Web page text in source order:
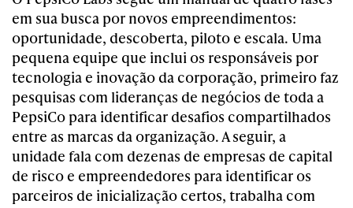
em sua busca por novos empreendimentos:
oportunidade, descoberta, piloto e escala. Uma
pequena equipe que inclui os responsáveis por
tecnologia e inovação da corporação, primeiro faz
pesquisas com lideranças de negócios de toda a
PepsiCo para identificar desafios compartilhados
entre as marcas da organização. A seguir, a
unidade fala com dezenas de empresas de capital
de risco e empreendedores para identificar os
parceiros de inicialização certos, trabalha com